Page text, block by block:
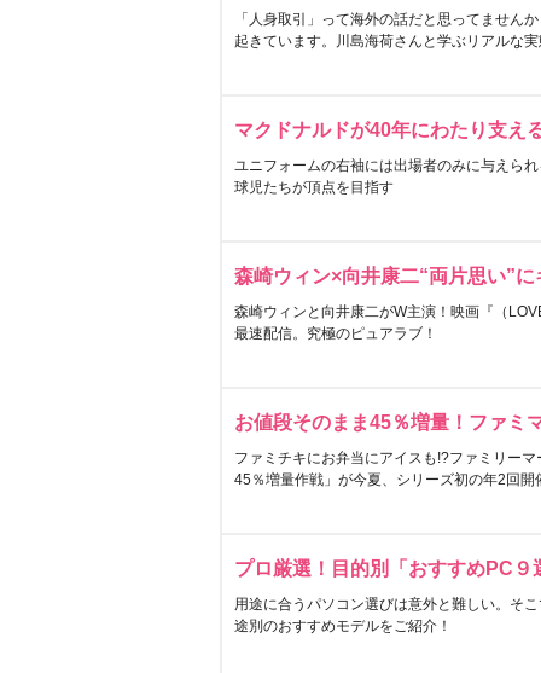
「人身取引」って海外の話だと思ってません
起きています。川島海荷さんと学ぶリアルな
マクドナルドが40年にわたり支え
ユニフォームの右袖には出場者のみに与えら
球児たちが頂点を目指す
森崎ウィン×向井康二“両片思い”
森崎ウィンと向井康二がW主演！映画『（
最速配信。究極のピュアラブ！
お値段そのまま45％増量！ファミ
ファミチキにお弁当にアイスも!?ファミリー
45％増量作戦」が今夏、シリーズ初の年2回開
プロ厳選！目的別「おすすめPC９
用途に合うパソコン選びは意外と難しい。そ
途別のおすすめモデルをご紹介！